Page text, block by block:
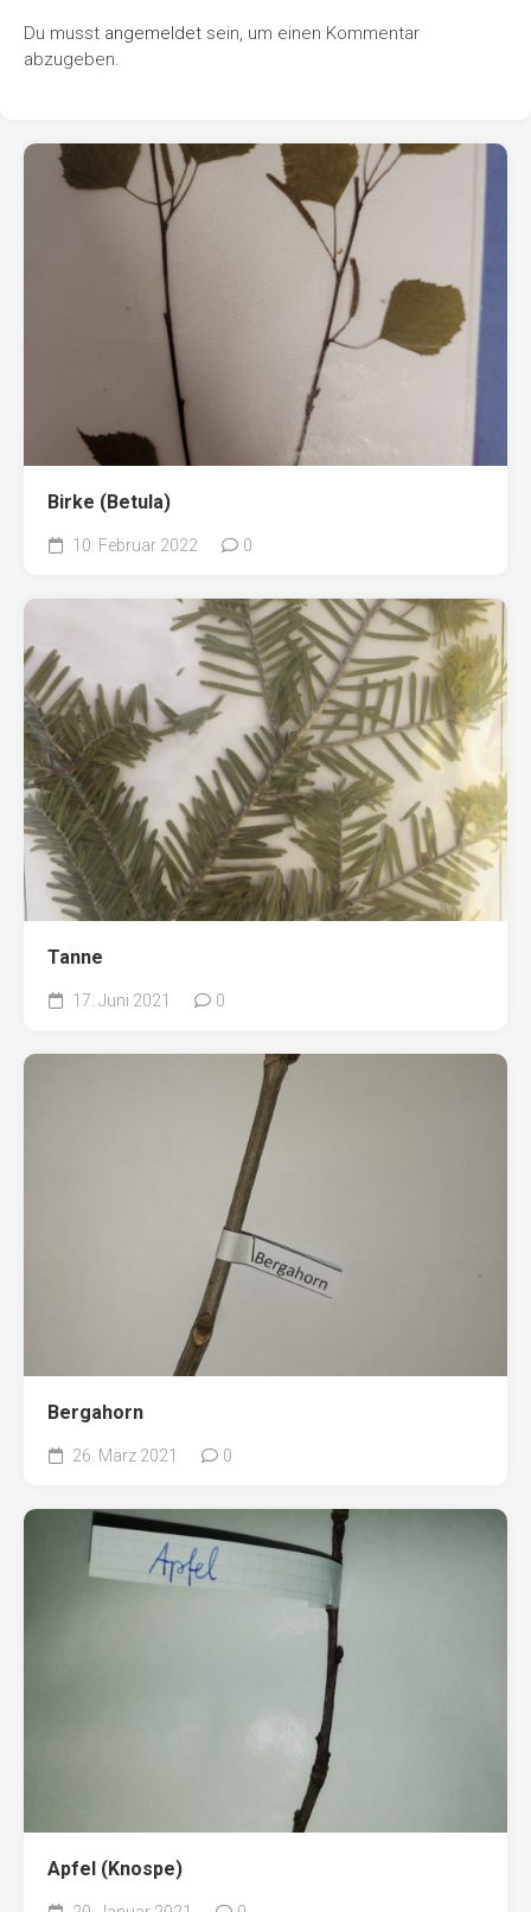
Du musst angemeldet sein, um einen Kommentar
abzugeben.
Birke (Betula)
10. Februar 2022 0
Tanne
17. Juni 2021 0
Bergahorn
26. März 2021 0
Apfel (Knospe)